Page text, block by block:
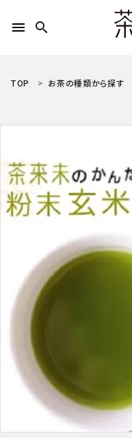
menu search
ACCOUNT MENU
meeting_room ログイン person
お茶の種類から探す
食品から探す
ティーグッズから探す
特集アイテムから探す
ガイドライン
TOP お茶の種類から探す